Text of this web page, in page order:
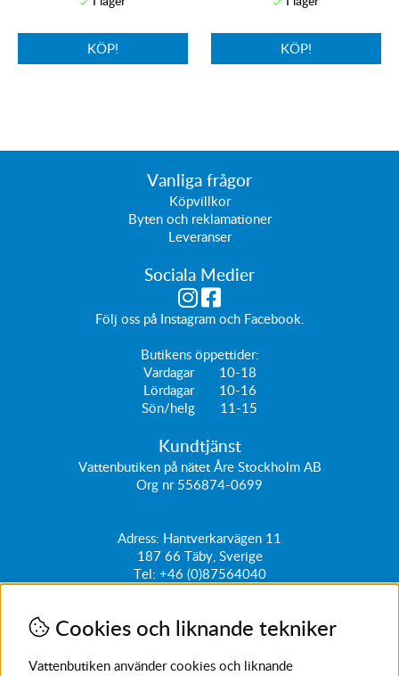
KÖP! KÖP!
Vanliga frågor
Köpvillkor
Byten och reklamationer
Leveranser
Sociala Medier
Följ oss på Instagramoch Facebook
Butikens öppettider:
Vardagar 10-18
Lördagar 10-16
Sön/helg 11-15
Kundtjänst
Vattenbutiken på nätet Åre Stockholm AB
Org nr 556874-0699
Adress: Hantverkarvägen 11
187 66 Täby, Sverige
Tel: +46 (0)87564040
kundtjanst@vattenbutiken.se
Få vårt nyhetsbrev
Ange din e-post nedan för att ta del av nyheter och
Cookies och liknande tekniker
Vattenbutiken använder cookies och liknande